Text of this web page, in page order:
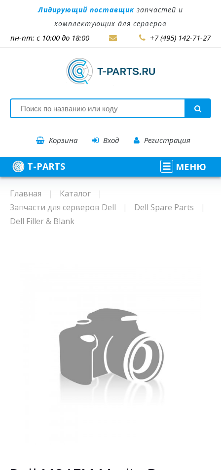
Лидирующий поставщик запчастей и
комплектующих для серверов
пн-пт: с 10:00 до 18:00 +7 (495) 142-71-27
Корзина Вход Регистрация
T-PARTS МЕНЮ
Главная
Каталог
Запчасти для серверов Dell
Dell Spare Parts
Dell Filler & Blank